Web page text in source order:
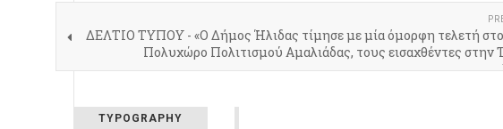
ΔΕΛΤΙΟ ΤΥΠΟΥ - «Ο Δήμος Ήλιδας τίμησε με μία όμορφη τελετή
Πολυχώρο Πολιτισμού Αμαλιάδας, τους εισαχθέντες στην
TYPOGRAPHY